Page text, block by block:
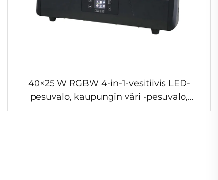
40×25 W RGBW 4-in-1-vesitiivis LED-
pesuvalo, kaupungin väri -pesuvalo,
liikkuvapäinen lavavalo ulkoisiin